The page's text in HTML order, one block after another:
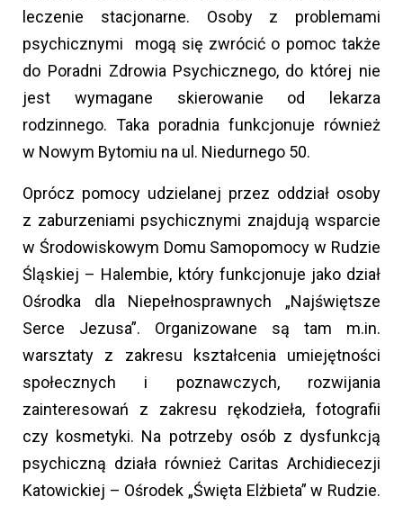
leczenie stacjonarne. Osoby z problemami
psychicznymi mogą się zwrócić o pomoc także
do Poradni Zdrowia Psychicznego, do której nie
jest wymagane skierowanie od lekarza
rodzinnego. Taka poradnia funkcjonuje również
w Nowym Bytomiu na ul. Niedurnego 50.
Oprócz pomocy udzielanej przez oddział osoby
z zaburzeniami psychicznymi znajdują wsparcie
w Środowiskowym Domu Samopomocy w Rudzie
Śląskiej – Halembie, który funkcjonuje jako dział
Ośrodka dla Niepełnosprawnych „Najświętsze
Serce Jezusa”. Organizowane są tam m.in.
warsztaty z zakresu kształcenia umiejętności
społecznych i poznawczych, rozwijania
zainteresowań z zakresu rękodzieła, fotografii
czy kosmetyki. Na potrzeby osób z dysfunkcją
psychiczną działa również Caritas Archidiecezji
Katowickiej – Ośrodek „Święta Elżbieta” w Rudzie.